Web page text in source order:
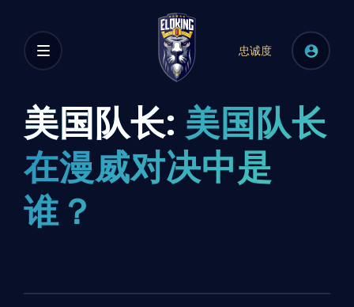
忠诚度
美国队长: 美国队长
在漫威对决中是
谁？